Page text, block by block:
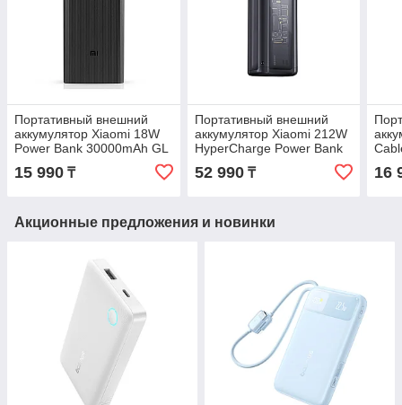
Портативный внешний
аккумулятор Xiaomi 18W
Power Bank 30000mAh GL
15 990 ₸
Портативный внешний
аккумулятор Xiaomi 212W
HyperCharge Power Bank
25000mAh GL
52 990₸ 16
Акционные предложения и новинки